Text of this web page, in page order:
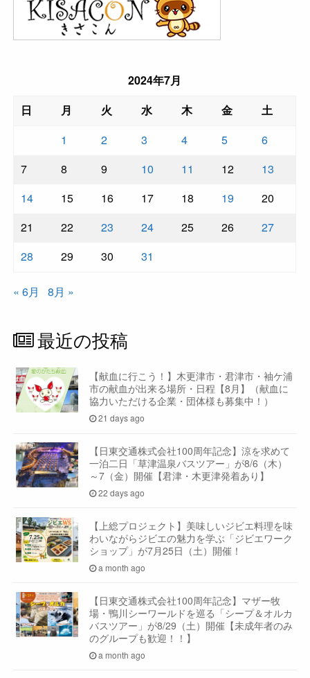
2024年7月
日
月 火 水 木 金
土
1
2 3 4 5
6
7
8 9 10 11 12
13
14
15 16 17 18 19
20
21
22 23 24 25 26
27
28
29 30 31
« 6月 8月 »
最近の投稿
【献血に行こう！】木更津市・君津市・袖ケ浦
市の献血が出来る場所・日程【8月】（献血に
協力いただける企業・団体様も募集中！）
21 days ago
【日東交通株式会社100周年記念】涼を求めて
一泊二日「草津温泉バスツアー」が8/6（木）
～7（金）開催【君津・木更津発着あり】
22 days ago
【上総プロジェクト】美味しいジビエ料理を味
わいながらジビエの魅力を学ぶ「ジビエワーク
ショップ」が7月25日（土）開催！
a month ago
【日東交通株式会社100周年記念】マザー牧
場・鴨川シーワールドを巡る「シープ＆オルカ
バスツアー」が8/29（土）開催【未成年者のみ
のグループも歓迎！！】
a month ago